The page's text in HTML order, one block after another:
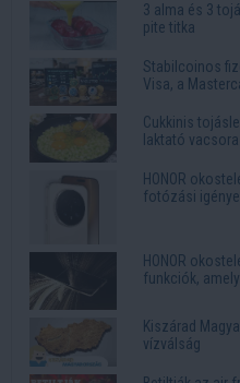
3 alma és 3
pite titka
Stabilcoinos
Visa, a
Cukkinis
laktató vacsora
HONOR
fotózási
HONOR
funkciók,
Kiszárad
vízválság